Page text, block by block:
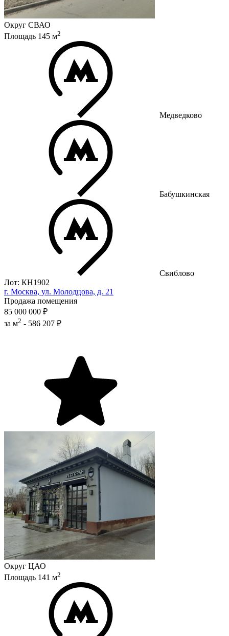
Округ СВАО
Площадь 145 м2
Медведково
Бабушкинская
Свиблово
Лот: КН1902
г. Москва, ул. Молодцова, д. 21
Продажа помещения
85 000 000 ₽
за м2 - 586 207 ₽
Округ ЦАО
Площадь 141 м2